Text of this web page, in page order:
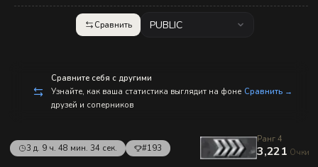
Сравнить PUBLIC
Сравните себя с другими
Узнайте, как ваша статистика выглядит на фоне
друзей и соперников
Сравнить →
3 д. 9 ч. 48 мин. 34 сек. #193
Ранг 4
3,221 Очки
с